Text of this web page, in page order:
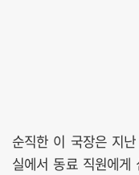
순직한 이 국장은 지
실에서 동료 직원에게